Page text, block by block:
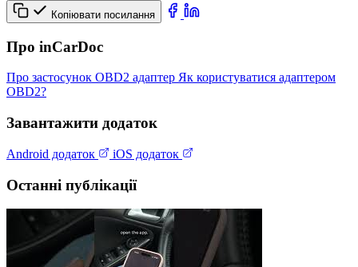
Копіювати посилання
Про inCarDoc
Про застосунок OBD2 адаптер Як користуватися адаптером
OBD2?
Завантажити додаток
Android додаток iOS додаток
Останні публікації